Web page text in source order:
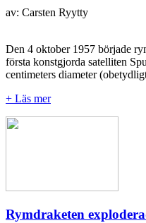
av: Carsten Ryytty
Den 4 oktober 1957 började
första konstgjorda satelliten
centimeters diameter
+ Läs mer
Rymdraketen